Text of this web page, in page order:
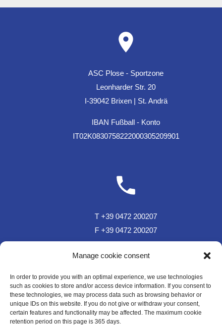
Manage cookie consent
In order to provide you with an optimal experience, we use technologies
such as cookies to store and/or access device information. If you consent to
these technologies, we may process data such as browsing behavior or
unique IDs on this website. If you do not give or withdraw your consent,
certain features and functionality may be affected. The maximum cookie
retention period on this page is 365 days.
ASC Plose - Sportzone
Leonharder Str. 20
I-39042 Brixen | St. Andrä
IBAN Fußball - Konto
IT02K0830758222000305209901
T +39 0472 200207
F +39 0472 200207
T Sportzone Bar +39 0472 850150
sc.plose@rolmail.net